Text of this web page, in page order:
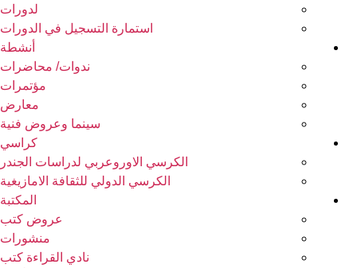
لدورات
استمارة التسجيل في الدورات
أنشطة
ندوات/ محاضرات
مؤتمرات
معارض
سينما وعروض فنية
كراسي
الكرسي الاوروعربي لدراسات الجندر
الكرسي الدولي للثقافة الامازيغية
المكتبة
عروض كتب
منشورات
نادي القراءة كتب